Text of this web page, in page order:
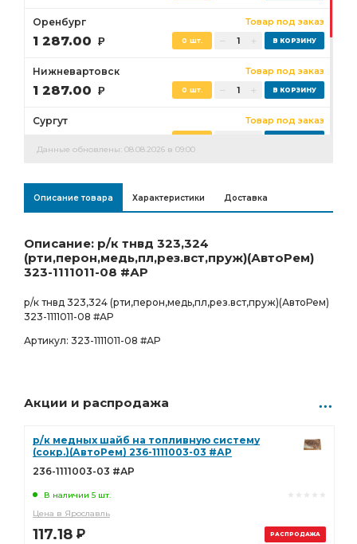
Оренбург Товар под заказ
1 287.00 Р 0 шт.
Нижневартовск Товар под заказ
1 287.00 Р 0 шт.
Сургут Товар под заказ
1 287.00 Р
Данные обновлены: 08.08.2026 в 09:00
Описание товара Характеристики Доставка
Описание: р/к тнвд 323,324
(рти,перон,медь,пл,рез.вст,пруж)(АвтоРем)
323-1111011-08 #АР
р/к тнвд 323,324 (рти,перон,медь,пл,рез.вст,пруж)(АвтоРем)
323-1111011-08 #АР
Артикул: 323-1111011-08 #АР
Акции и распродажа
РАСПРОДАЖА
р/к медных шайб на топливную систему
(сокр.)(АвтоРем) 236-1111003-03 #АР
236-1111003-03 #АР
В наличии 5 шт.
Цена в Ярославль
117.18 Р